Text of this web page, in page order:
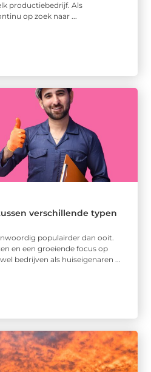
productiebedrijf. Als
op zoek naar ...
verschillende typen
populairder dan ooit.
en een groeiende focus op
bedrijven als huiseigenaren ...